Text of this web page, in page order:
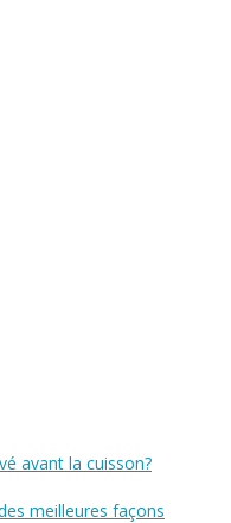
avant la cuisson?
meilleures façons